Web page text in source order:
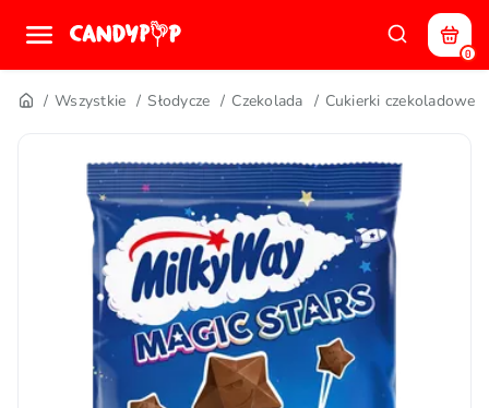
0
Wszystkie Słodycze Czekolada Cukierki czekoladowe